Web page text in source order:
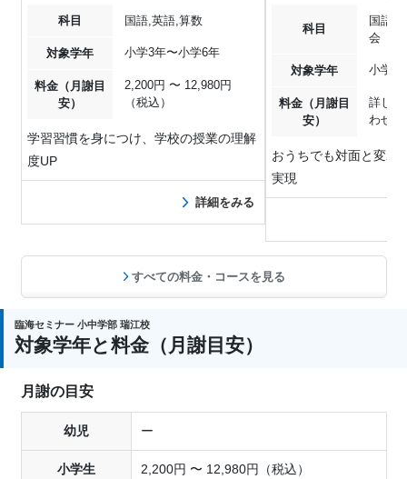
科目 国語,英語,算数
対象学年 小学3年〜小学6年
料金（月謝目
安）
2,200円 〜 12,980円
（税込）
学習習慣を身につけ、学校の授業の理解
度UP
詳細をみる
科目
国語,
会
対象学年 小学4
料金（月謝目
安）
詳しく
わせく
おうちでも対面と変わ
実現
すべての料金・コースを見る
臨海セミナー 小中学部 瑞江校
対象学年と料金（月謝目安）
月謝の目安
幼児 ー
小学生 2,200円 〜 12,980円（税込）